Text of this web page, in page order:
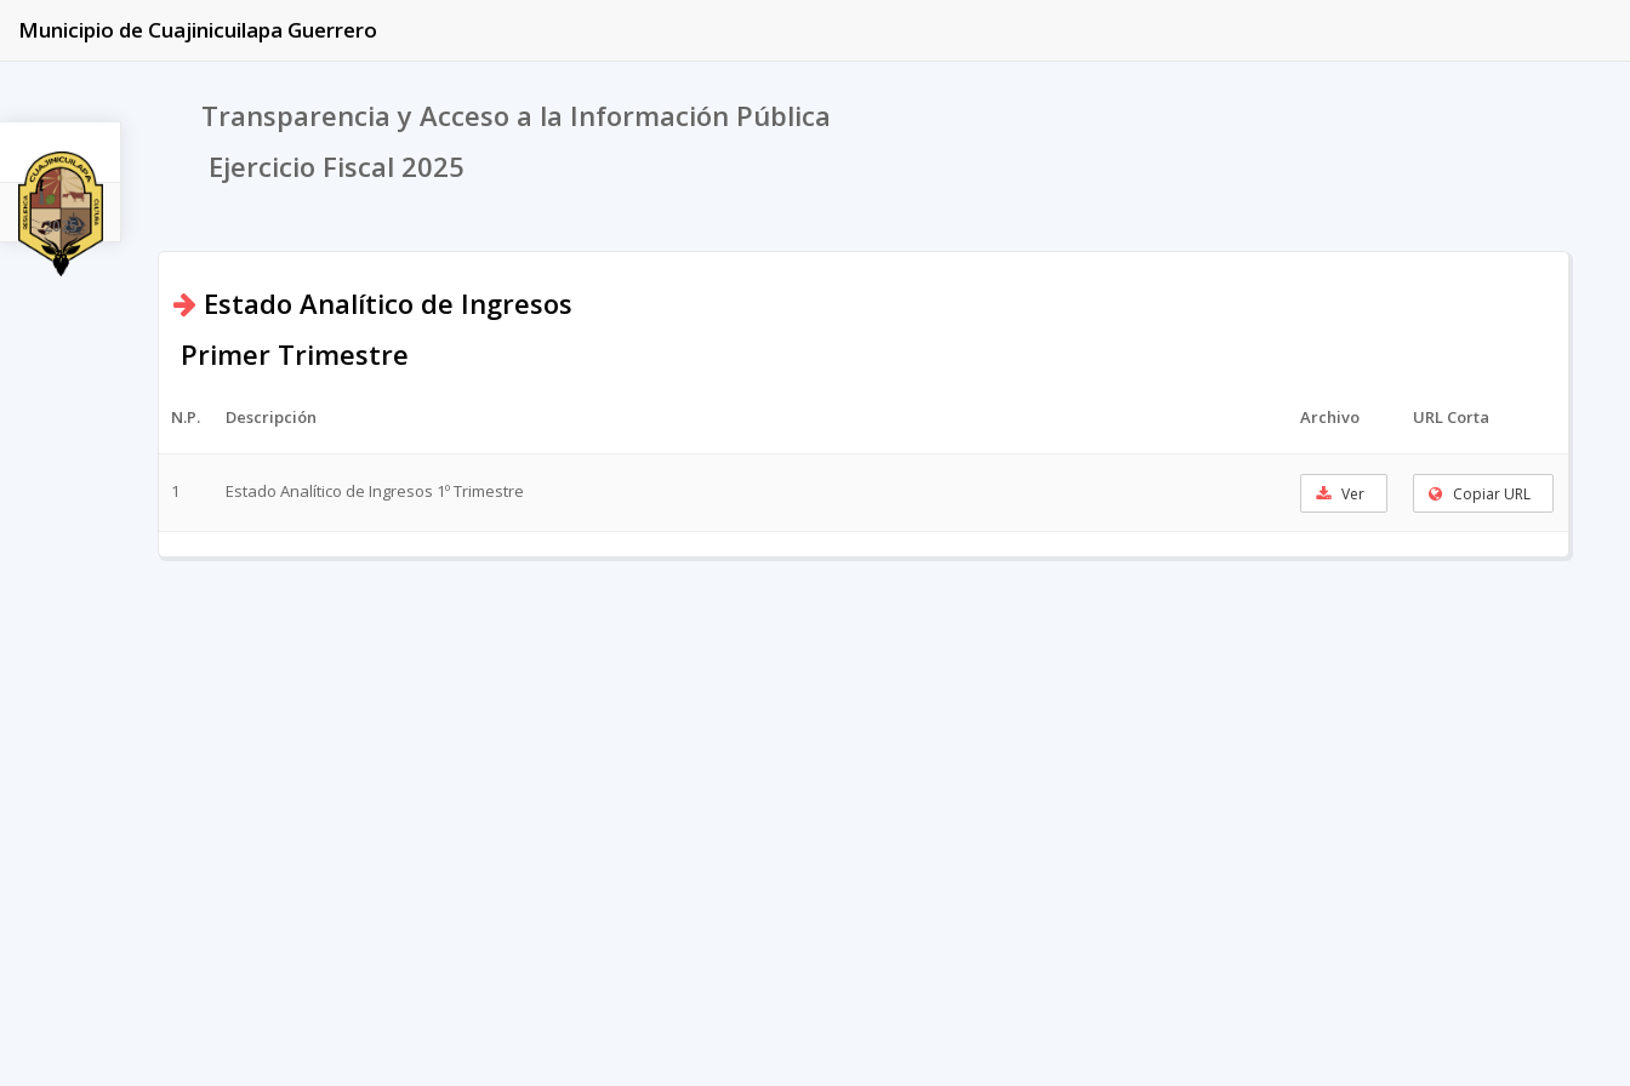
2025
Municipio de Cuajinicuilapa Guerrero
Transparencia y Acceso a la Información Pública
Ejercicio Fiscal 2025
Estado Analítico de Ingresos
Primer Trimestre
N.P. Descripción Archivo URL Corta
1 Estado Analítico de Ingresos 1º Trimestre Ver Copiar URL